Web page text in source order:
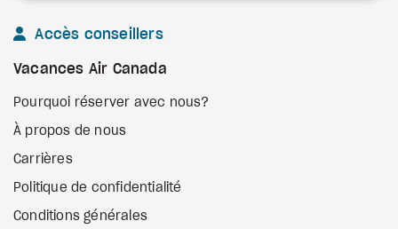
Accès conseillers
Vacances Air Canada
Pourquoi réserver avec nous?
À propos de nous
Carrières
Politique de confidentialité
Conditions générales